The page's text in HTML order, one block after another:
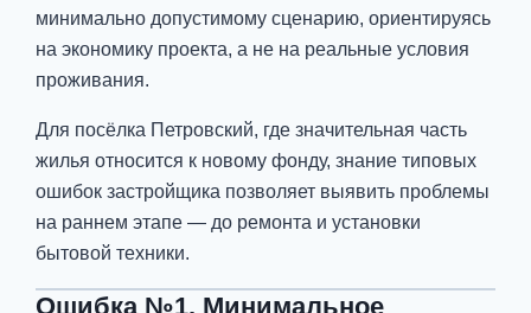
минимально допустимому сценарию, ориентируясь
на экономику проекта, а не на реальные условия
проживания.
Для посёлка Петровский, где значительная часть
жилья относится к новому фонду, знание типовых
ошибок застройщика позволяет выявить проблемы
на раннем этапе — до ремонта и установки
бытовой техники.
Ошибка №1. Минимальное